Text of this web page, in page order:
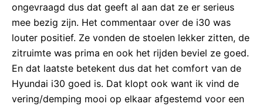
ongevraagd dus dat geeft al aan dat ze er serieus
mee bezig zijn. Het commentaar over de i30 was
louter positief. Ze vonden de stoelen lekker zitten, de
zitruimte was prima en ook het rijden beviel ze goed.
En dat laatste betekent dus dat het comfort van de
Hyundai i30 goed is. Dat klopt ook want ik vind de
vering/demping mooi op elkaar afgestemd voor een